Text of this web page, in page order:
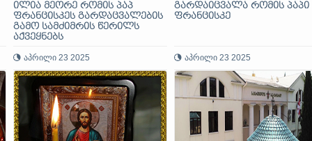
ილია მეორე რომის პაპ
ფრანცისკეს გარდაცვალების
გამო სამძიმრის წერილს
აქვეყნებს
აპრილი 23 2025
გარდაიცვალა რომის პაპი
ფრანცისკე
აპრილი 23 2025